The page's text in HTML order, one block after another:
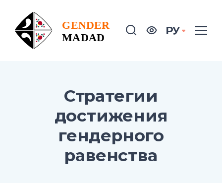
РУ
Стратегии
достижения
гендерного
равенства